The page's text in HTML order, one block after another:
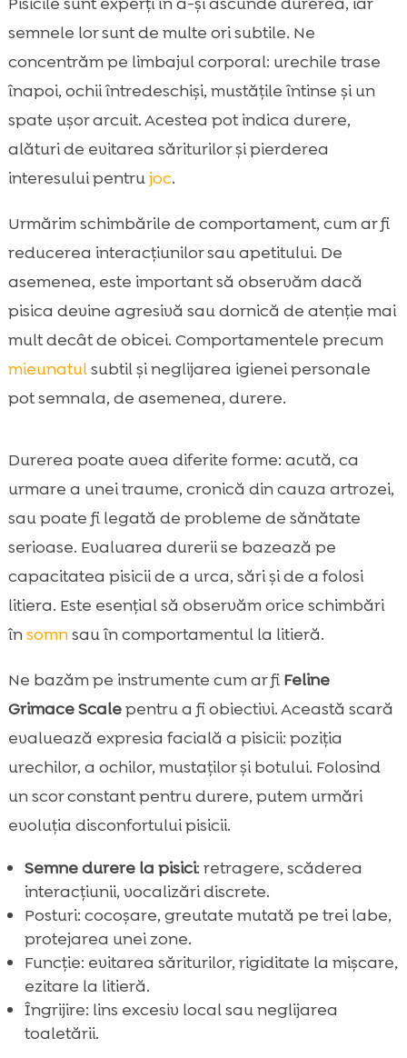
semnele lor sunt de multe ori subtile. Ne
concentrăm pe limbajul corporal: urechile trase
înapoi, ochii întredeschiși, mustățile întinse și un
spate ușor arcuit. Acestea pot indica durere,
alături de evitarea săriturilor și pierderea
interesului pentrujoc.
Urmărim schimbările de comportament, cum ar fi
reducerea interacțiunilor sau apetitului. De
asemenea, este important să observăm dacă
pisica devine agresivă sau dornică de atenție mai
mult decât de obicei. Comportamentele precum
mieunatulsubtil și neglijarea igienei personale
pot semnala, de asemenea, durere.
Durerea poate avea diferite forme: acută, ca
urmare a unei traume, cronică din cauza artrozei,
sau poate fi legată de probleme de sănătate
serioase. Evaluarea durerii se bazează pe
capacitatea pisicii de a urca, sări și de a folosi
litiera. Este esențial să observăm orice schimbări
însomnsau în comportamentul la litieră.
Ne bazăm pe instrumente cum ar fi Feline
Grimace Scalepentru a fi obiectivi. Această scară
evaluează expresia facială a pisicii: poziția
urechilor, a ochilor, mustaților și botului. Folosind
un scor constant pentru durere, putem urmări
evoluția disconfortului pisicii.
Semne durere la pisici: retragere, scăderea
interacțiunii, vocalizări discrete.
Posturi: cocoșare, greutate mutată pe trei labe,
protejarea unei zone.
Funcție: evitarea săriturilor, rigiditate la mișcare,
ezitare la litieră.
Îngrijire: lins excesiv local sau neglijarea
toaletării.